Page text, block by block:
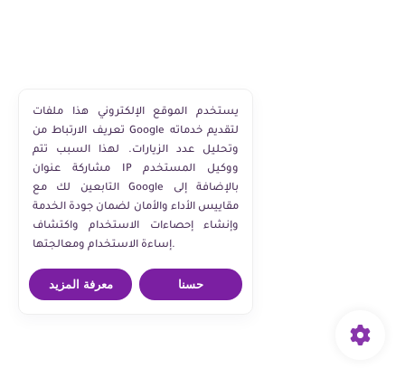
يستخدم الموقع الإلكتروني هذا ملفات
تعريف الارتباط من Google لتقديم خدماته
وتحليل عدد الزيارات. لهذا السبب تتم
مشاركة عنوان IP ووكيل المستخدم
التابعين لك مع Google بالإضافة إلى
مقاييس الأداء والأمان لضمان جودة الخدمة
وإنشاء إحصاءات الاستخدام واكتشاف
إساءة الاستخدام ومعالجتها.
معرفة المزيد حسنا